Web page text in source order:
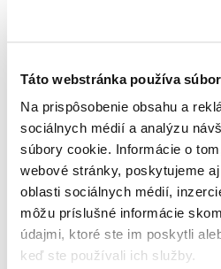
Táto webstránka používa
Na prispôsobenie obsahu a
sociálnych médií a analýzu
súbory cookie. Informácie o
webové stránky, poskytujeme
oblasti sociálnych médií,
môžu príslušné informácie
údajmi, ktoré ste im poskytli
keď ste používali ich služby.
Chloridy
Fosfor
Horčík
Železo
Zinok
Meď
Jód
Selén
Mangán
Fluorid
Ostatné
Taurín
Cholín